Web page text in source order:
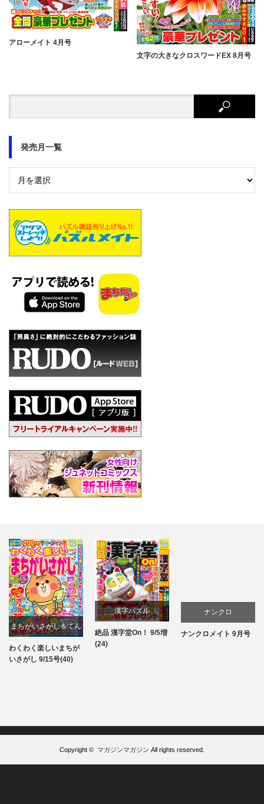
アローメイト 4月号
文字の大きなクロスワードEX 8月号
発売月一覧
まちがいさがし＆てん
つなぎ
パズル
わくわく楽しいまちが
いさがし 9/15号(40)
漢字パズル
パズル
絶品 漢字堂On！ 9/5増
(24)
ナンクロ
パズル
ナンクロメイト 9月号
Copyright © マガジンマガジン All rights reserved.